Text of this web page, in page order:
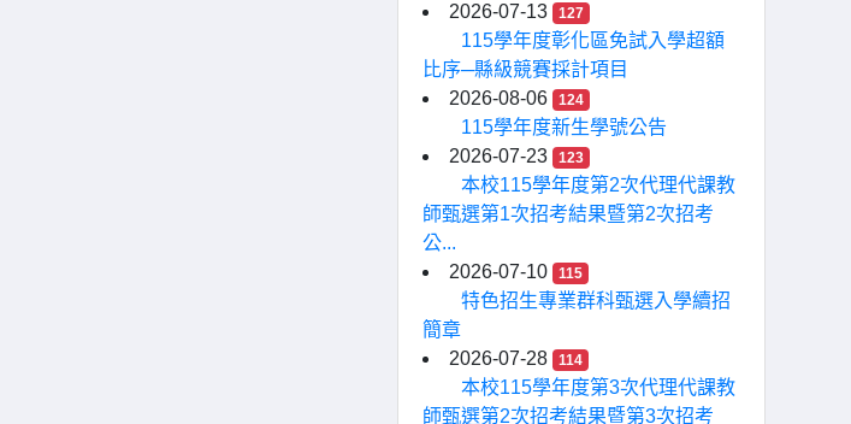
2026-07-13
127
115學年度彰化區免試入學超額
比序─縣級競賽採計項目
2026-08-06
124
115學年度新生學號公告
2026-07-23
123
本校115學年度第2次代理代課教
師甄選第1次招考結果暨第2次招考
公...
2026-07-10
115
特色招生專業群科甄選入學續招
簡章
2026-07-28
114
本校115學年度第3次代理代課教
師甄選第2次招考結果暨第3次招考